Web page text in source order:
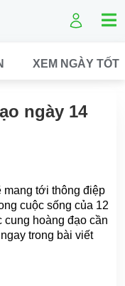
XEM NGÀY TỐT
ngày 14
mang tới thông điệp
cuộc sống của 12
hoàng đạo cần
trong bài viết